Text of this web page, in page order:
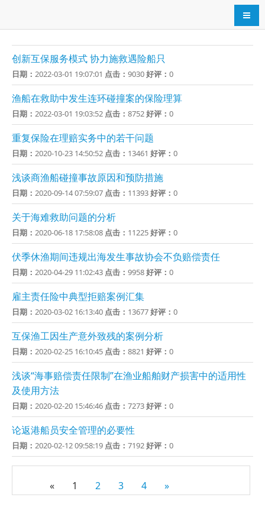
导航
创新互保服务模式 协力施救遇险船只
日期： 2022-03-01 19:07:01 点击： 9030好评： 0
渔船在救助中发生连环碰撞案的保险理算
日期： 2022-03-01 19:03:52 点击： 8752好评： 0
重复保险在理赔实务中的若干问题
日期： 2020-10-23 14:50:52 点击： 13461 好评： 0
浅谈商渔船碰撞事故原因和预防措施
日期： 2020-09-14 07:59:07 点击： 11393好评： 0
关于海难救助问题的分析
日期： 2020-06-18 17:58:08 点击： 11225好评： 0
伏季休渔期间违规出海发生事故协会不负赔偿责任
日期： 2020-04-29 11:02:43 点击： 9958好评： 0
雇主责任险中典型拒赔案例汇集
日期： 2020-03-02 16:13:40 点击： 13677好评： 0
互保渔工因生产意外致残的案例分析
日期： 2020-02-25 16:10:45 点击： 8821 好评： 0
浅谈“海事赔偿责任限制”在渔业船舶财产损害中的适用性
及使用方法
日期： 2020-02-20 15:46:46 点击： 7273好评： 0
论返港船员安全管理的必要性
日期： 2020-02-12 09:58:19 点击： 7192好评： 0
« 1 2 3 4 »